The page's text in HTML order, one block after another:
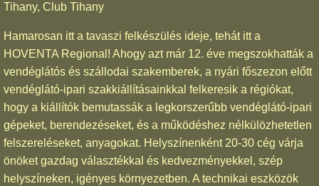
Tihany, Club Tihany
Hamarosan itt a tavaszi felkészülés ideje, tehát itt a
HOVENTA Regional! Ahogy azt már 12. éve megszokhatták a
vendéglátós és szállodai szakemberek, a nyári főszezon előtt
vendéglátó-ipari szakkiállításainkkal felkeresik a régiókat,
hogy a kiállítók bemutassák a legkorszerűbb vendéglátó-ipari
gépeket, berendezéseket, és a működéshez nélkülözhetetlen
felszereléseket, anyagokat. Helyszínenként 20-30 cég várja
önöket gazdag választékkal és kedvezményekkel, szép
helyszíneken, igényes környezetben. A technikai eszközök